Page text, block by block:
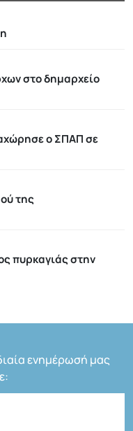
στο δημαρχείο
ο ΣΠΑΠ σε
της
πυρκαγιάς στην
ενημέρωσή μας